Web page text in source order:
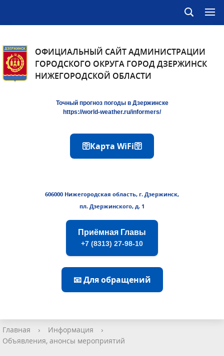
ОФИЦИАЛЬНЫЙ САЙТ АДМИНИСТРАЦИИ
ГОРОДСКОГО ОКРУГА ГОРОД ДЗЕРЖИНСК
НИЖЕГОРОДСКОЙ ОБЛАСТИ
Точный прогноз погоды в Дзержинске
https://world-weather.ru/informers/
🛜Карта WiFi🛜
606000 Нижегородская область, г. Дзержинск,
пл. Дзержинского, д. 1
Приёмная Главы
+7 (8313) 27-98-10
📧 Для обращений
Главная › Информация
›
Объявления, анонсы мероприятий